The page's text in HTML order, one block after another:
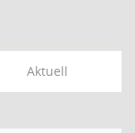
Aktuell